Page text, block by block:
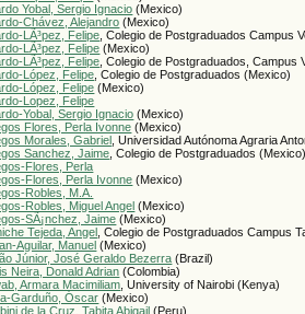
Yobal, Sergio Ignacio (Mexico)
Chávez, Alejandro (Mexico)
LÃ³pez, Felipe , Colegio de Postgraduados Campus
LÃ³pez, Felipe (Mexico)
LÃ³pez, Felipe , Colegio de Postgraduados, Campus
López, Felipe , Colegio de Postgraduados (Mexico)
López, Felipe (Mexico)
Lopez, Felipe
Yobal, Sergio Ignacio (Mexico)
Flores, Perla Ivonne (Mexico)
Morales, Gabriel
, Universidad Autónoma Agraria
Sanchez, Jaime , Colegio de Postgraduados (Mexico)
Flores, Perla
Flores, Perla Ivonne (Mexico)
Robles, M.A.
Robles, Miguel Angel (Mexico)
SÃ¡nchez, Jaime (Mexico)
Tejeda, Angel
, Colegio de Postgraduados Campus
Aguilar, Manuel (Mexico)
Júnior, José Geraldo Bezerra (Brazil)
Neira, Donald Adrian (Colombia)
Armara Macimiliam , University of Nairobi (Kenya)
Garduño, Óscar (Mexico)
de la Cruz, Tabita Abigail (Peru)